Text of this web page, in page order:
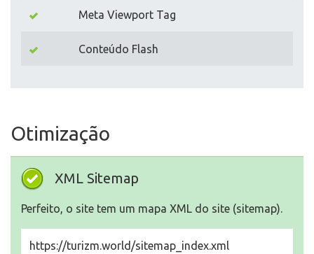
Meta Viewport Tag
Conteúdo Flash
Otimização
XML Sitemap
Perfeito, o site tem um mapa XML do site (sitemap).
https://turizm.world/sitemap_index.xml